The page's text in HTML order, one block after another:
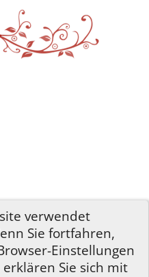
verwendet
Sie fortfahren,
Einstellungen
Sie sich mit
©2026